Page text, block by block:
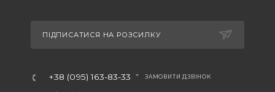
ПІДПИСАТИСЯ НА РОЗСИЛКУ
+38 (095) 163-83-33 ЗАМОВИТИ ДЗВІНОК